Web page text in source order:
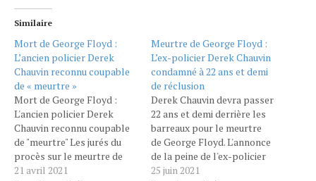
Similaire
Mort de George Floyd :
L’ancien policier Derek
Chauvin reconnu coupable
de « meurtre »
Mort de George Floyd :
L'ancien policier Derek
Chauvin reconnu coupable
de "meurtre" Les jurés du
procès sur le meurtre de
George Floyd ont conclu ce
21 avril 2021
Meurtre de George Floyd :
L’ex-policier Derek Chauvin
condamné à 22 ans et demi
de réclusion
Derek Chauvin devra passer
22 ans et demi derrière les
barreaux pour le meurtre
de George Floyd. L'annonce
de la peine de l'ex-policier
représente le dernier jalon
25 juin 2021